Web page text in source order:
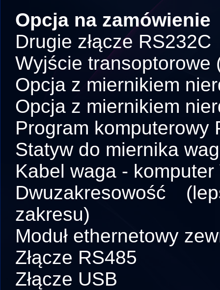
Opcja na zamówienie
Drugie złącze RS232C
Wyjście transoptorowe
Opcja z miernikiem
Opcja z miernikiem
Program komputerowy
Statyw do miernika
Kabel waga -
Dwuzakresowość
zakresu)
Moduł ethernetowy
Złącze RS485
Złącze USB